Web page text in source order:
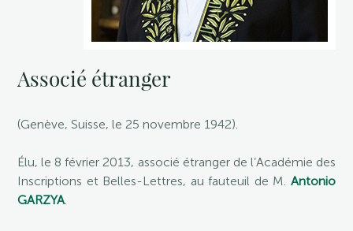
Associé étranger
(Genève, Suisse, le 25 novembre 1942).
Élu, le 8 février 2013, associé étranger de l’Académie des
Inscriptions et Belles-Lettres, au fauteuil de M. Antonio
GARZYA.